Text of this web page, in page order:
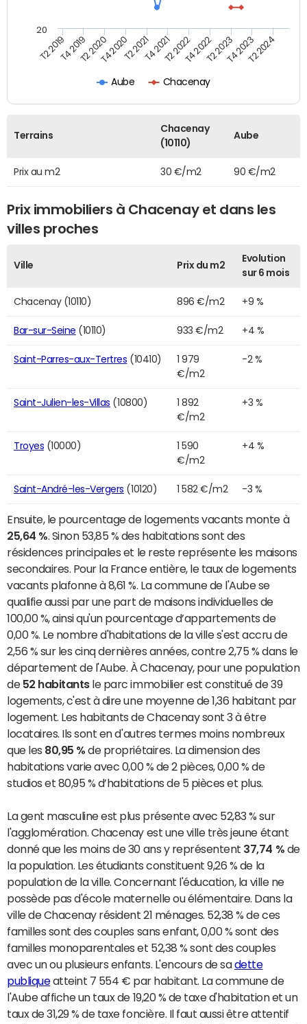
Aube Chacenay
T2 2019T4 2019T2 2020T4 2020T2 2021T4 2021T2 2022T4 2022T2 2023T4 2023T2 2024
20
Terrains
Chacenay
(10110)
Aube
Prix au m2 30 €/m2 90 €/m2
Prix immobiliers à Chacenay et dans les
villes proches
Ville Prix du m2
Evolution
sur 6 mois
Chacenay (10110) 896 €/m2 +9 %
Bar-sur-Seine (10110) 933 €/m2 +4 %
Saint-Parres-aux-Tertres (10410)
1 979
€/m2
-2 %
Saint-Julien-les-Villas (10800)
1 892
€/m2
+3 %
Troyes (10000)
1 590
€/m2
+4 %
Saint-André-les-Vergers (10120) 1 582 €/m2 -3 %
Ensuite, le pourcentage de logements vacants monte à
25,64 % . Sinon 53,85 % des habitations sont des
résidences principales et le reste représente les maisons
secondaires. Pour la France entière, le taux de logements
vacants plafonne à 8,61 %. La commune de l'Aube se
qualifie aussi par une part de maisons individuelles de
100,00 %, ainsi qu'un pourcentage d’appartements de
0,00 %. Le nombre d'habitations de la ville s'est accru de
2,56 % sur les cinq dernières années, contre 2,75 % dans le
département de l'Aube. À Chacenay, pour une population
de 52 habitantsle parc immobilier est constitué de 39
logements, c'est à dire une moyenne de 1,36 habitant par
logement. Les habitants de Chacenay sont 3 à être
locataires. Ils sont en d'autres termes moins nombreux
que les 80,95 % de propriétaires. La dimension des
habitations varie avec 0,00 % de 2 pièces, 0,00 % de
studios et 80,95 % d’habitations de 5 pièces et plus.
La gent masculine est plus présente avec 52,83 % sur
l'agglomération. Chacenay est une ville très jeune étant
donné que les moins de 30 ans y représentent 37,74 % de
la population. Les étudiants constituent 9,26 % de la
population de la ville. Concernant l'éducation, la ville ne
possède pas d'école maternelle ou élémentaire. Dans la
ville de Chacenay résident 21 ménages. 52,38 % de ces
familles sont des couples sans enfant, 0,00 % sont des
familles monoparentales et 52,38 % sont des couples
avec un ou plusieurs enfants. L'encours de sadette
publiqueatteint 7 554 € par habitant. La commune de
l'Aube affiche un taux de 19,20 % de taxe d'habitation et un
taux de 31,29 % de taxe foncière. Il faut aussi être attentif